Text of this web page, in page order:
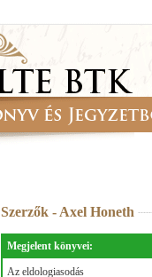
Szerzők - Axel Honeth
Megjelent könyvei:
Az eldologiasodás